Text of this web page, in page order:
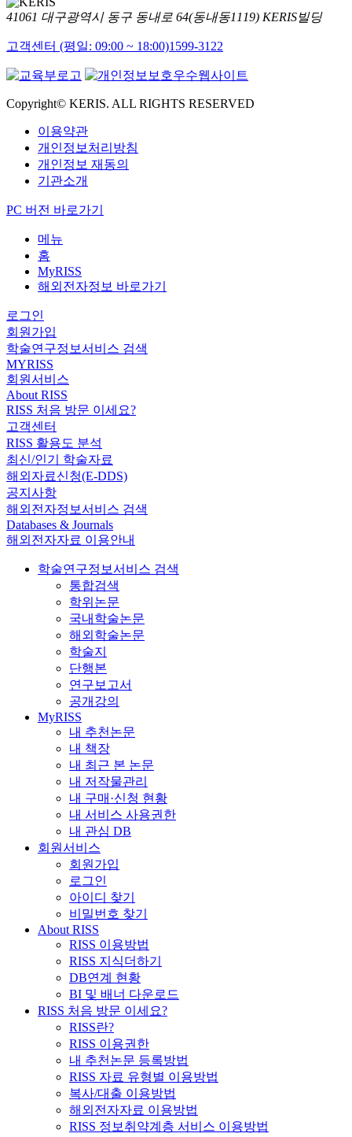
41061 대구광역시 동구 동내로 64(동내동1119) KERIS빌딩
고객센터 (평일: 09:00 ~ 18:00)1599-3122
Copyright© KERIS. ALL RIGHTS RESERVED
이용약관
개인정보처리방침
개인정보 재동의
기관소개
PC 버전 바로가기
메뉴
홈
MyRISS
해외전자정보 바로가기
로그인
회원가입
학술연구정보서비스 검색
MYRISS
회원서비스
About RISS
RISS 처음 방문 이세요?
고객센터
RISS 활용도 분석
최신/인기 학술자료
해외자료신청(E-DDS)
공지사항
해외전자정보서비스 검색
Databases & Journals
해외전자자료 이용안내
학술연구정보서비스 검색
통합검색
학위논문
국내학술논문
해외학술논문
학술지
단행본
연구보고서
공개강의
MyRISS
내 추천논문
내 책장
내 최근 본 논문
내 저작물관리
내 구매·신청 현황
내 서비스 사용권한
내 관심 DB
회원서비스
회원가입
로그인
아이디 찾기
비밀번호 찾기
About RISS
RISS 이용방법
RISS 지식더하기
DB연계 현황
BI 및 배너 다운로드
RISS 처음 방문 이세요?
RISS란?
RISS 이용권한
내 추천논문 등록방법
RISS 자료 유형별 이용방법
복사/대출 이용방법
해외전자자료 이용방법
RISS 정보취약계층 서비스 이용방법